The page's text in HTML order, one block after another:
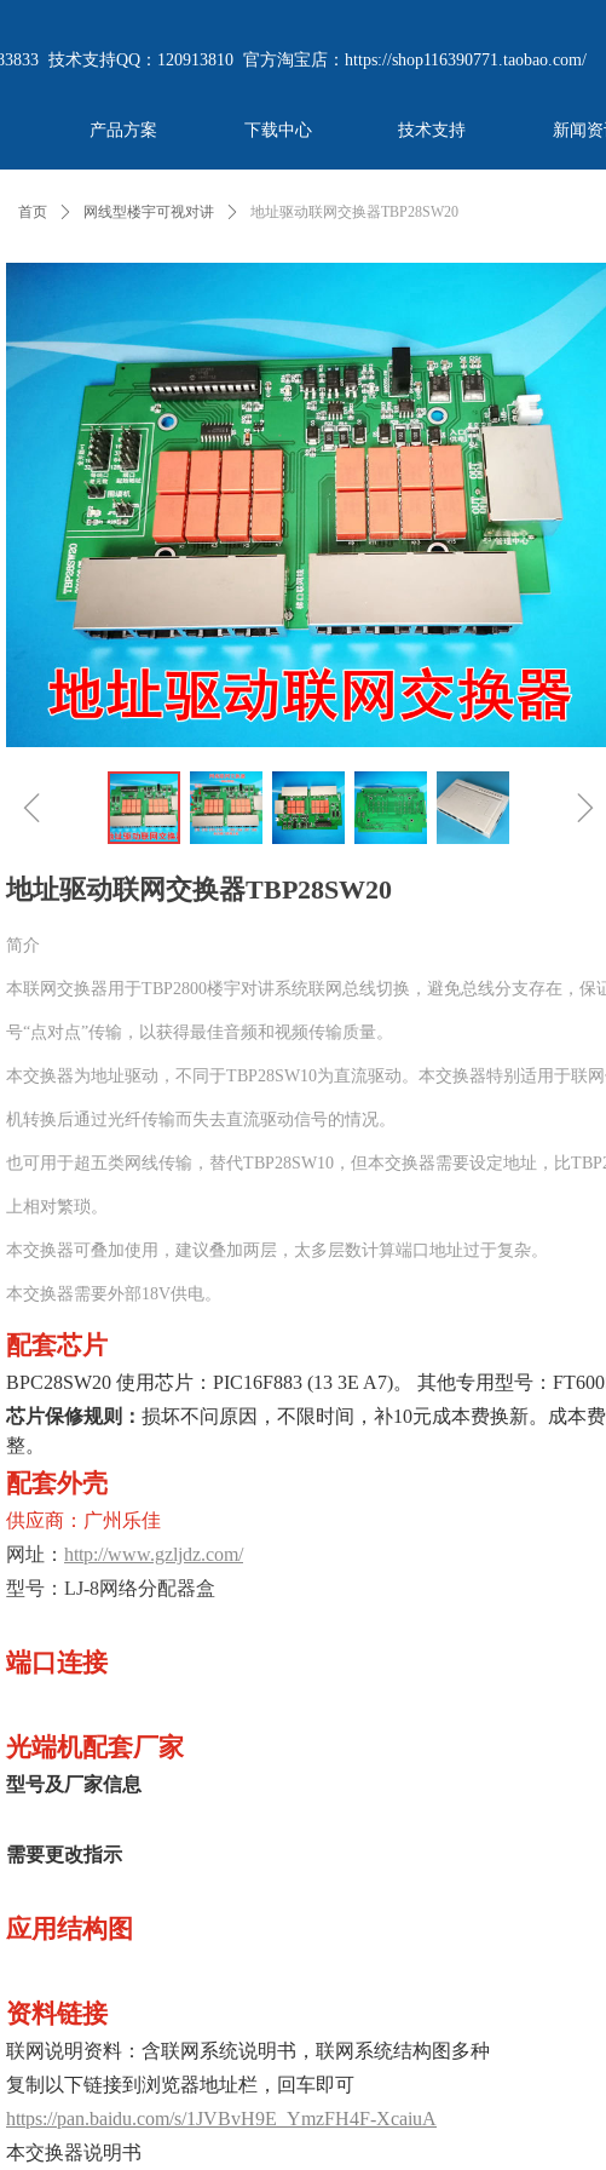
产品方案 下载中心 技术支持 新闻
技术支持QQ：120913810 官方淘宝店： https://shop116390771.taobao.com/
首页 ꄲ 网线型楼宇可视对讲 ꄲ 地址驱动联网交换器TBP28SW20
ꁆ ꁇ
地址驱动联网交换器TBP28SW20
简介
本联网交换器用于TBP2800楼宇对讲系统联网总线切换，避免总线分支存在，保
号“点对点”传输，以获得最佳音频和视频传输质量。
本交换器为地址驱动，不同于TBP28SW10为直流驱动。本交换器特别适用于联
机转换后通过光纤传输而失去直流驱动信号的情况。
也可用于超五类网线传输，替代TBP28SW10，但本交换器需要设定地址，比
上相对繁琐。
本交换器可叠加使用，建议叠加两层，太多层数计算端口地址过于复杂。
本交换器需要外部18V供电。
配套芯片
BPC28SW20 使用芯片：PIC16F883 (13 3E A7)。 其他专用型号：
芯片保修规则： 损坏不问原因，不限时间，补10元成本费换新。成本
整。
配套外壳
供应商：广州乐佳
网址： http://www.gzljdz.com/
型号：LJ-8网络分配器盒
端口连接
光端机配套厂家
型号及厂家信息
需要更改指示
应用结构图
资料链接
联网说明资料：含联网系统说明书，联网系统结构图多种
复制以下链接到浏览器地址栏，回车即可
https://pan.baidu.com/s/1JVBvH9E_YmzFH4F-XcaiuA
本交换器说明书